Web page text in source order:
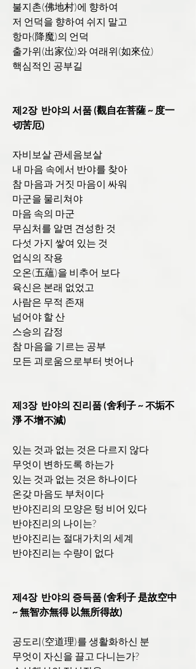
불지촌(佛地村)에 향하여
저 언덕을 향하여 쉬지 말고
항마(降魔)의 언덕
출가위(出家位)와 여래위(如來位)
핵심적인 공부길
제2장 반야의 서품 (觀自在菩薩 ~ 度一
切苦厄)
자비보살 관세음보살
내 마음 속에서 반야를 찾아
참 마음과 거짓 마음이 싸워
마군을 물리쳐야
마음 속의 마군
무심처를 알면 견성한 것
다섯 가지 쌓여 있는 것
업식의 작용
오온(五蘊)을 비추어 보다
육신은 본래 없었고
사람은 무적 존재
넘어야 할 산
스승의 감정
참 마음을 기르는 공부
모든 괴로움으로부터 벗어나
제3장 반야의 진리품 (舍利子 ~ 不垢不
淨 不增不減)
있는 것과 없는 것은 다르지 않다
무엇이 변하도록 하는가
있는 것과 없는 것은 하나이다
온갖 마음도 부처이다
반야진리의 모양은 텅 비어 있다
반야진리의 나이는?
반야진리는 절대가치의 세계
반야진리는 수량이 없다
제4장 반야의 증득품 (舍利子 是故空中
~ 無智亦無得 以無所得故)
공도리(空道理)를 생활화하신 분
무엇이 자신을 끌고 다니는가?